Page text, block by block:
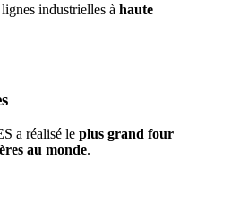
industrielles à haute
a réalisé le plus grand four
au monde.